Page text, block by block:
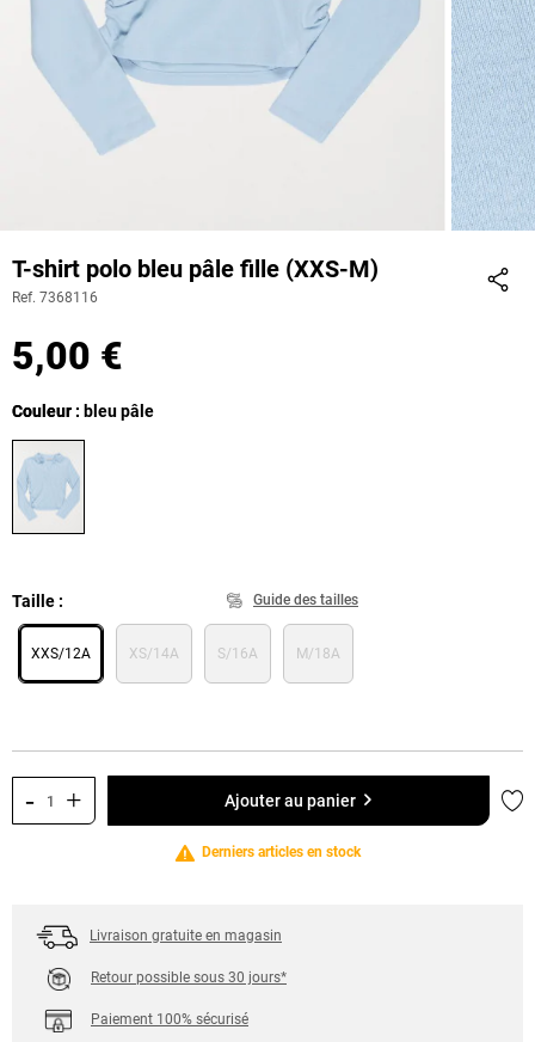
T-shirt polo bleu pâle fille (XXS-M)
Ref. 7368116
5,00 €
Couleur
Couleur : bleu pâle
Taille Guide des tailles
XXS/12A XS/14A S/16A M/18A
- + Ajouter au panier
Derniers articles en stock
Livraison gratuite en magasin
Retour possible sous 30 jours*
Paiement 100% sécurisé